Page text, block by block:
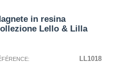
in resina
Lello & Lilla
disponibili immagini in questo
LL1018